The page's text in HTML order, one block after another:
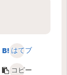
はてブ
コピー